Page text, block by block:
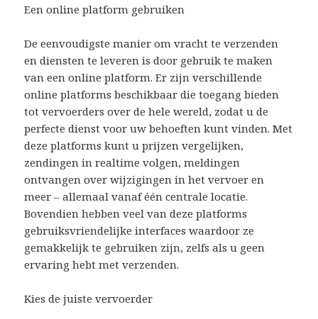
Een online platform gebruiken
De eenvoudigste manier om vracht te verzenden
en diensten te leveren is door gebruik te maken
van een online platform. Er zijn verschillende
online platforms beschikbaar die toegang bieden
tot vervoerders over de hele wereld, zodat u de
perfecte dienst voor uw behoeften kunt vinden. Met
deze platforms kunt u prijzen vergelijken,
zendingen in realtime volgen, meldingen
ontvangen over wijzigingen in het vervoer en
meer – allemaal vanaf één centrale locatie.
Bovendien hebben veel van deze platforms
gebruiksvriendelijke interfaces waardoor ze
gemakkelijk te gebruiken zijn, zelfs als u geen
ervaring hebt met verzenden.
Kies de juiste vervoerder